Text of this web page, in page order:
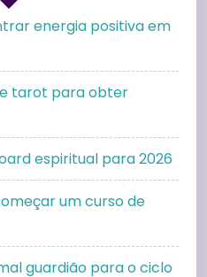
energia positiva em
tarot para obter
espiritual para 2026
um curso de
guardião para o ciclo